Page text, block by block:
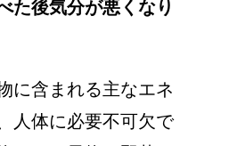
た後気分が悪くなり
に含まれる主なエネ
人体に必要不可欠で